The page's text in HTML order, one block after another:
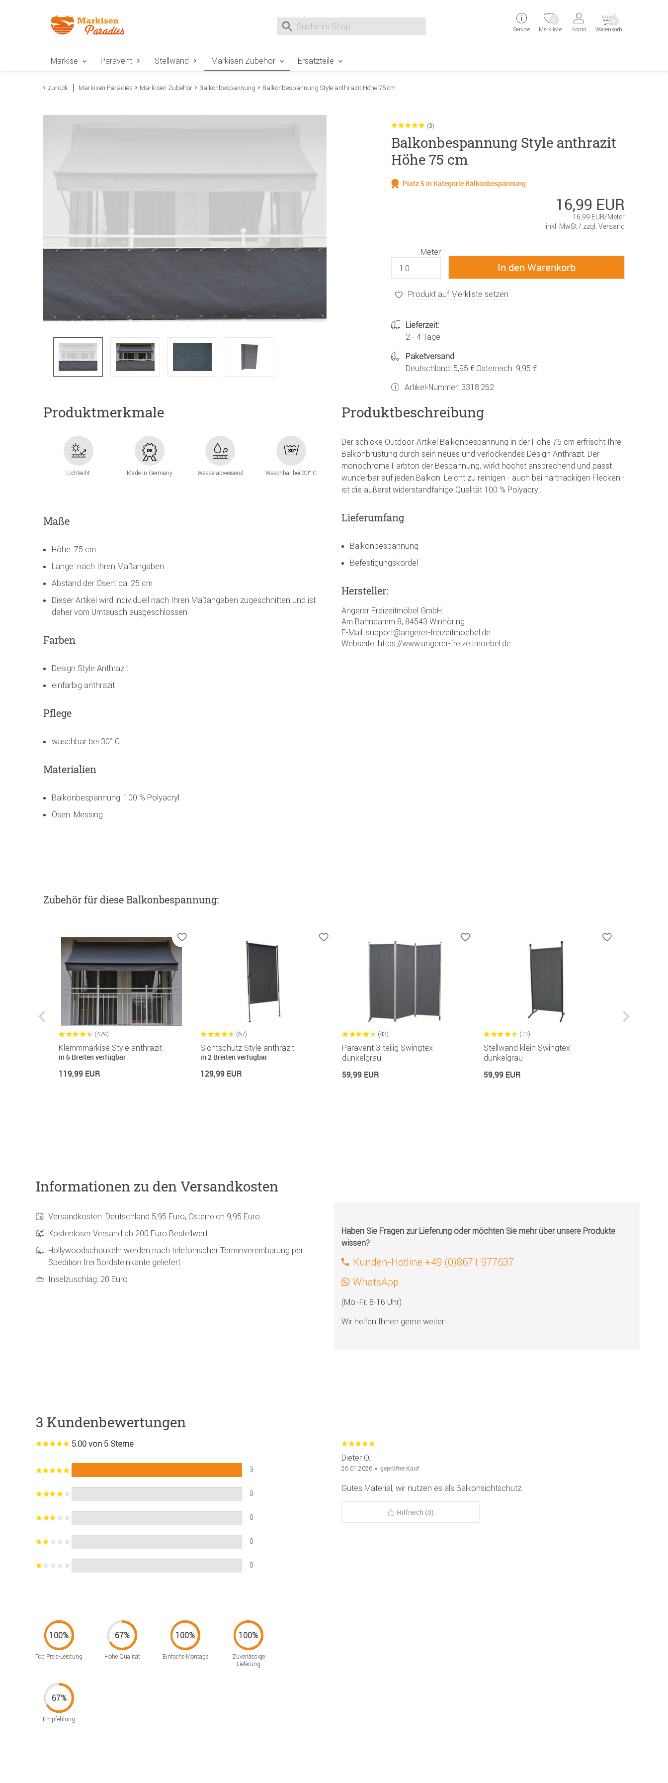
Suche nach
Service Merkliste
0
Konto Warenkorb
0
Markise Paravent Stellwand Markisen Zubehör Ersatzteile
zurück Markisen Paradies Markisen Zubehör Balkonbespannung Balkonbespannung Style anthrazit Höhe 75 cm
(3)
Balkonbespannung Style anthrazit
Höhe 75 cm
Platz 5 in Kategorie Balkonbespannung
16,99 EUR
16,99 EUR/Meter
inkl. MwSt / zzgl. Versand
Meter
Produkt auf Merkliste setzen
Lieferzeit:
2 - 4 Tage
Paketversand
Deutschland: 5,95 € Österreich: 9,95 €
Artikel-Nummer: 3318.262
Produktmerkmale
Lichtecht Made in Germany Wasserabweisend Waschbar bei 30° C
Maße
Höhe: 75 cm
Länge: nach Ihren Maßangaben
Abstand der Ösen: ca. 25 cm
Dieser Artikel wird individuell nach Ihren Maßangaben zugeschnitten und ist
daher vom Umtausch ausgeschlossen.
Farben
Design Style Anthrazit
einfarbig anthrazit
Pflege
waschbar bei 30° C
Materialien
Balkonbespannung: 100 % Polyacryl
Ösen: Messing
Produktbeschreibung
Der schicke Outdoor-Artikel Balkonbespannung in der Höhe 75 cm erfrischt Ihre
Balkonbrüstung durch sein neues und verlockendes Design Anthrazit. Der
monochrome Farbton der Bespannung, wirkt höchst ansprechend und passt
wunderbar auf jeden Balkon. Leicht zu reinigen - auch bei hartnäckigen Flecken -
ist die äußerst widerstandfähige Qualität 100 % Polyacryl.
Lieferumfang
Balkonbespannung
Befestigungskordel
Hersteller:
Angerer Freizeitmöbel GmbH
Am Bahndamm 8, 84543 Winhöring
E-Mail: support@angerer-freizeitmoebel.de
Webseite: https://www.angerer-freizeitmoebel.de
Zubehörfür diese Balkonbespannung:
(479)
Klemmmarkise Style anthrazit
in 6 Breiten verfügbar
119,99 EUR
(67)
Sichtschutz Style anthrazit
in 2 Breiten verfügbar
129,99 EUR
(43)
Paravent 3-teilig Swingtex
dunkelgrau
59,99 EUR
(12)
Stellwand klein Swingtex
dunkelgrau
59,99 EUR
Informationen zu den Versandkosten
Versandkosten: Deutschland 5,95 Euro, Österreich 9,95 Euro
Kostenloser Versand ab 200 Euro Bestellwert
Hollywoodschaukeln werden nach telefonischer Terminvereinbarung per
Spedition frei Bordsteinkante geliefert
Inselzuschlag: 20 Euro
Haben Sie Fragen zur Lieferung oder möchten Sie mehr über unsere Produkte
wissen?
Kunden-Hotline +49 (0)8671 977637
WhatsApp
(Mo.-Fr. 8-16 Uhr)
Wir helfen Ihnen gerne weiter!
3 Kundenbewertungen
5.00 von 5 Sterne
3
0
0
0
0
Top Preis-Leistung Hohe Qualität Einfache Montage
Zuverlässige
Lieferung
Empfehlung
Dieter O.
26.01.2026 geprüfter Kauf
Gutes Material, wir nutzen es als Balkonsichtschutz.
Hilfreich (0)